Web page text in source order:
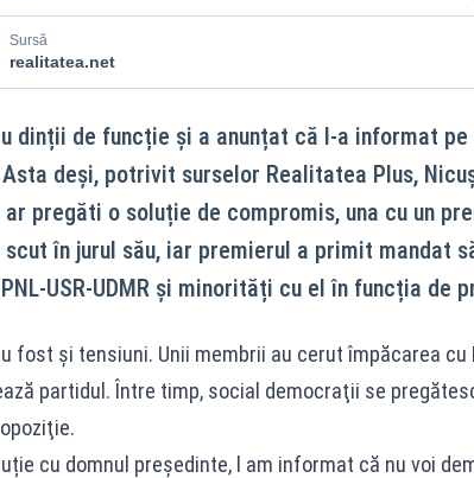
Sursă
realitatea.net
dinții de funcție și a anunțat că l-a informat
deși, potrivit surselor Realitatea Plus,
pregăti o soluție de compromis, una cu un
în jurul său, iar premierul a primit mandat
USR-UDMR și minorități cu el în funcția de
fost și tensiuni. Unii membrii au cerut împăcarea cu
partidul. Între timp, social democraţii se
cu domnul președinte, l am informat că nu voi